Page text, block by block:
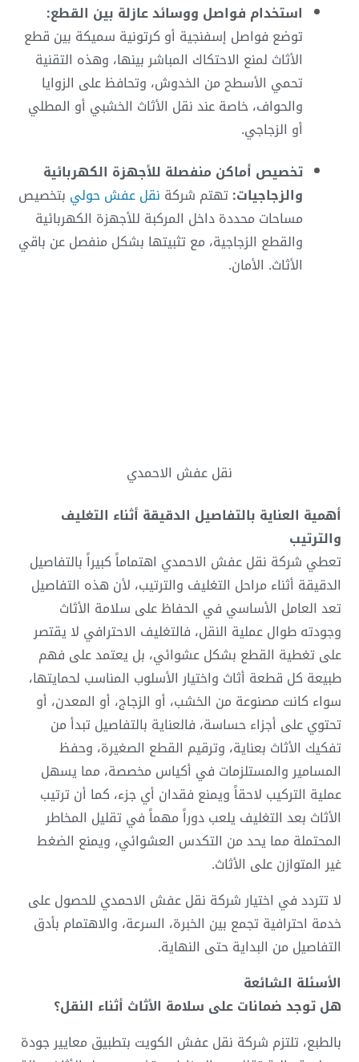
استخدام فواصل ووسائد عازلة بين القطع:
توضع فواصل إسفنجية أو كرتونية سميكة بين قطع
الأثاث لمنع الاحتكاك المباشر بينها، وهذه التقنية
تحمي الأسطح من الخدوش، وتحافظ على الزوايا
والحواف، خاصة عند نقل الأثاث الخشبي أو المطلي
أو الزجاجي.
تخصيص أماكن منفصلة للأجهزة الكهربائية
والزجاجيات:تهتم شركة نقل عفش حولي بتخصيص
مساحات محددة داخل المركبة للأجهزة الكهربائية
والقطع الزجاجية، مع تثبيتها بشكل منفصل عن باقي
الأثاث. الأمان.
نقل عفش الاحمدي
أهمية العناية بالتفاصيل الدقيقة أثناء التغليف
والترتيب
تعطي شركة نقل عفش الاحمدي اهتماماً كبيراً بالتفاصيل
الدقيقة أثناء مراحل التغليف والترتيب، لأن هذه التفاصيل
تعد العامل الأساسي في الحفاظ على سلامة الأثاث
وجودته طوال عملية النقل، فالتغليف الاحترافي لا يقتصر
على تغطية القطع بشكل عشوائي، بل يعتمد على فهم
طبيعة كل قطعة أثاث واختيار الأسلوب المناسب لحمايتها،
سواء كانت مصنوعة من الخشب، أو الزجاج، أو المعدن، أو
تحتوي على أجزاء حساسة، فالعناية بالتفاصيل تبدأ من
تفكيك الأثاث بعناية، وترقيم القطع الصغيرة، وحفظ
المسامير والمستلزمات في أكياس مخصصة، مما يسهل
عملية التركيب لاحقاً ويمنع فقدان أي جزء، كما أن ترتيب
الأثاث بعد التغليف يلعب دوراً مهماً في تقليل المخاطر
المحتملة مما يحد من التكدس العشوائي، ويمنع الضغط
غير المتوازن على الأثاث.
لا تتردد في اختيار شركة نقل عفش الاحمدي للحصول على
خدمة احترافية تجمع بين الخبرة، السرعة، والاهتمام بأدق
التفاصيل من البداية حتى النهاية.
الأسئلة الشائعة
هل توجد ضمانات على سلامة الأثاث أثناء النقل؟
بالطبع، تلتزم شركة نقل عفش الكويت بتطبيق معايير جودة